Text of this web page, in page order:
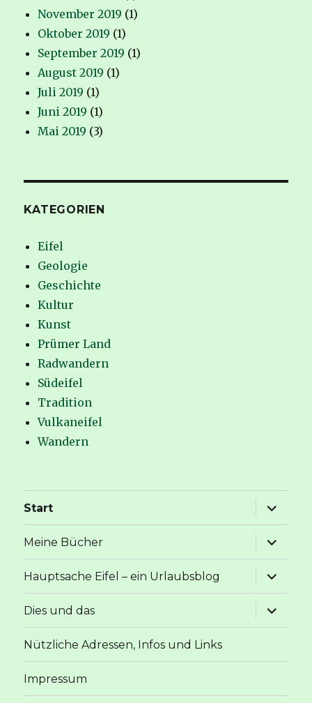
November 2019 (1)
Oktober 2019 (1)
September 2019 (1)
August 2019 (1)
Juli 2019 (1)
Juni 2019 (1)
Mai 2019 (3)
KATEGORIEN
Eifel
Geologie
Geschichte
Kultur
Kunst
Prümer Land
Radwandern
Südeifel
Tradition
Vulkaneifel
Wandern
Start
Meine Bücher
Hauptsache Eifel – ein Urlaubsblog
Dies und das
Nützliche Adressen, Infos und Links
Impressum